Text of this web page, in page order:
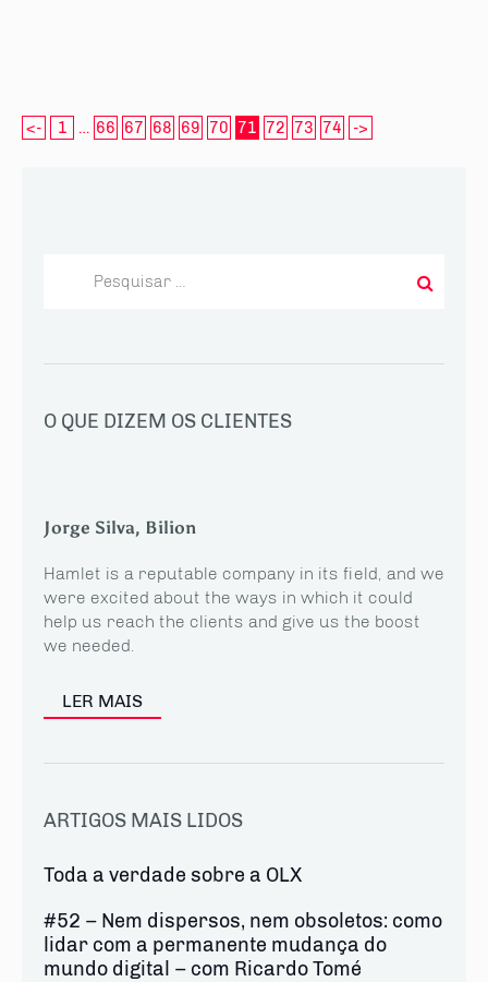
<- 1 … 66 67 68 69 70 71 72 73 74 ->
O QUE DIZEM OS CLIENTES
Jorge Silva, Bilion
Hamlet is a reputable company in its field, and we
were excited about the ways in which it could
help us reach the clients and give us the boost
we needed.
LER MAIS
ARTIGOS MAIS LIDOS
Toda a verdade sobre a OLX
#52 – Nem dispersos, nem obsoletos: como
lidar com a permanente mudança do
mundo digital – com Ricardo Tomé